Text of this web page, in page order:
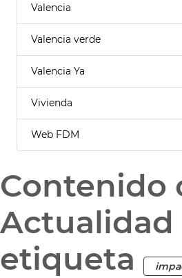
Valencia
Valencia verde
Valencia Ya
Vivienda
Web FDM
Contenido
Actualidad
etiqueta